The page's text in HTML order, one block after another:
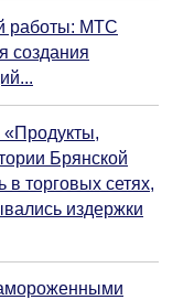
работы: МТС
создания
«Продукты,
Брянской
в торговых сетях,
издержки